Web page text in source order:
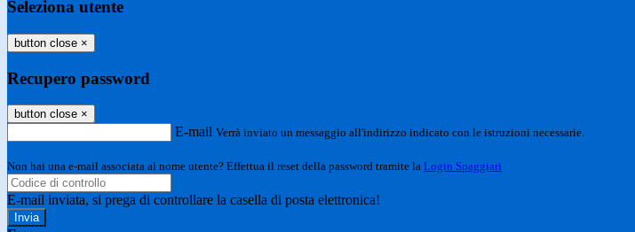
Seleziona utente
button close ×
Recupero password
button close ×
E-mail Verrà inviato un messaggio all'indirizzo indicato con le istruzioni necessarie.
Non hai una e-mail associata al nome utente? Effettua il reset della password tramite la Login Spaggiari
E-mail inviata, si prega di controllare la casella di posta elettronica!